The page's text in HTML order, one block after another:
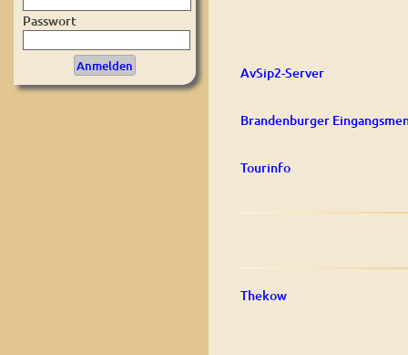
Passwort
AvSip2-Server
Brandenburger
Tourinfo
Thekow